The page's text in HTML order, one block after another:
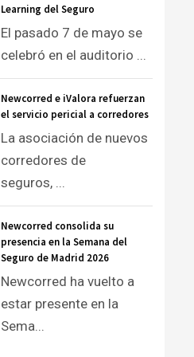
Learning del Seguro
El pasado 7 de mayo se
celebró en el auditorio ...
Newcorred e iValora refuerzan
el servicio pericial a corredores
La asociación de nuevos
corredores de
seguros, ...
Newcorred consolida su
presencia en la Semana del
Seguro de Madrid 2026
Newcorred ha vuelto a
estar presente en la
Sema...